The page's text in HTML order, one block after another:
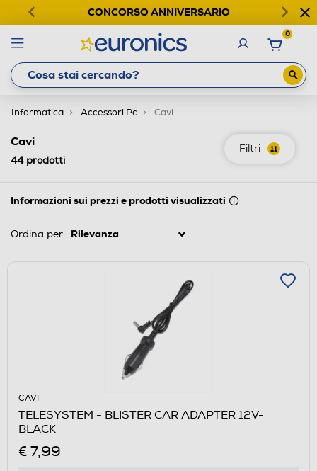
CONCORSO ANNIVERSARIO
0
Informatica Accessori Pc Cavi
Filtri 11
Cavi
44prodotti
Informazioni sui prezzi e prodotti visualizzati
Ordina per:
CAVI
TELESYSTEM - BLISTER CAR ADAPTER 12V-
BLACK
€ 7,99